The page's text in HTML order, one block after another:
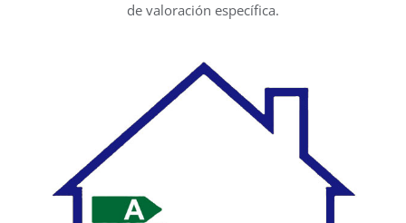
de valoración específica.